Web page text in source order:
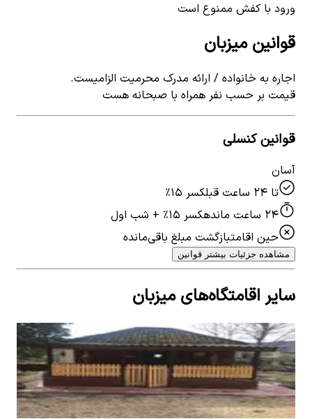
ورود با کفش ممنوع است
قوانین میزبان
اجاره به خانواده / ارائه مدرک محرمیت الزامیست.
قیمت بر حسب نفر همراه با صبحانه هست
قوانین کنسلی
آسان
تا ۲۴ ساعت قبل
کسر ۱۵٪
۲۴ ساعت مانده
کسر ۱۵٪ + شب اول
حین اقامتبازگشت مبلغ باقی‌مانده
مشاهده جزئیات بیشتر قوانین
سایر اقامتگاه‌های میزبان
اجاره کلبه چوبی در خطبه سرا تالش
0 اتاق خواب5 نفر
۱٬۳۵۲٬۰۰۰تومان
View details for اجاره کلبه چوبی در خطبه سرا تالش